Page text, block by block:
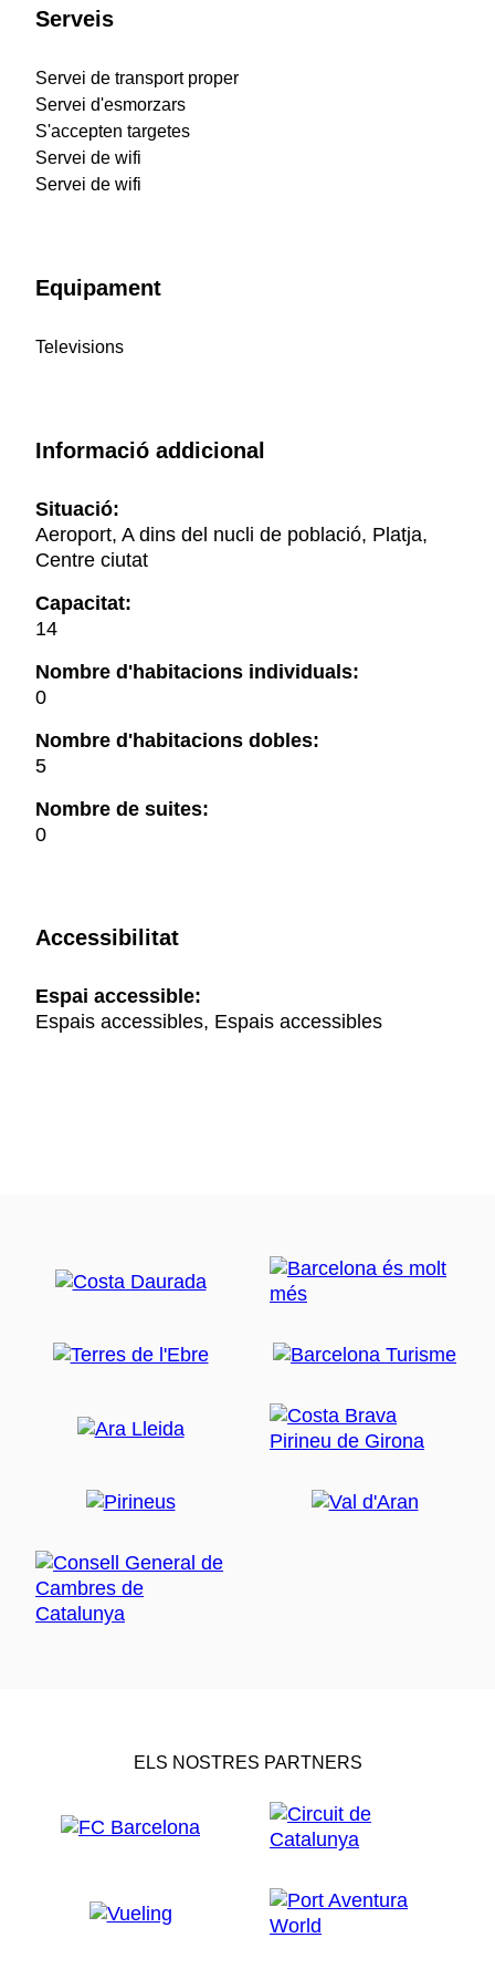
Serveis
Servei de transport proper
Servei d'esmorzars
S'accepten targetes
Servei de wifi
Servei de wifi
Equipament
Televisions
Informació addicional
Situació:
Aeroport, A dins del nucli de població, Platja,
Centre ciutat
Capacitat:
14
Nombre d'habitacions individuals:
0
Nombre d'habitacions dobles:
5
Nombre de suites:
0
Accessibilitat
Espai accessible:
Espais accessibles, Espais accessibles
ELS NOSTRES PARTNERS